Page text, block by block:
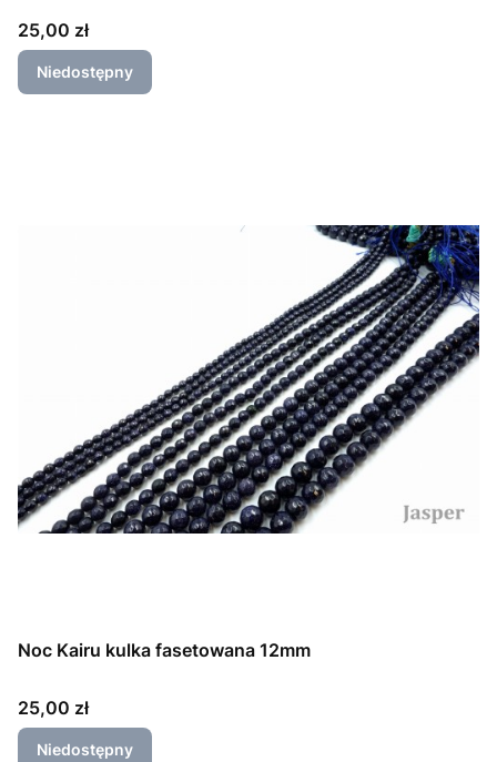
Cena
25,00 zł
Niedostępny
Noc Kairu kulka fasetowana 12mm
Cena
25,00 zł
Niedostępny